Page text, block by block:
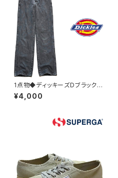
1点物◆ディッキーズDブラック
ジーンズ黒デニムパンツ古着メ
ンズ30レディースOKアメカジ9
¥4,000